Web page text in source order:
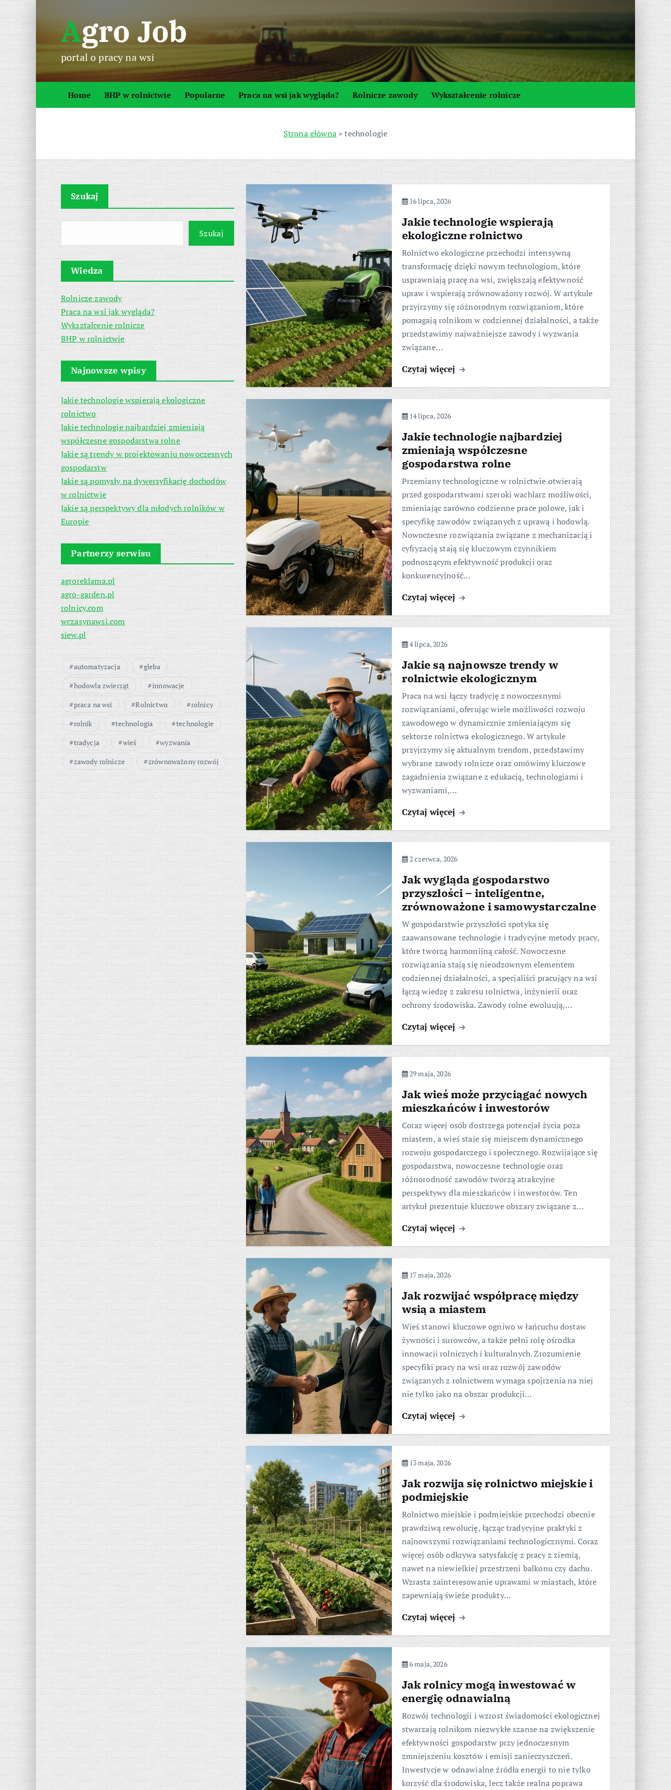
p
o
Agro Job
portal o pracy na wsi
Home BHP w rolnictwie Popularne Praca na wsi jak wygląda? Rolnicze zawody Wykształcenie rolnicze
Strona główna»technologie
Szukaj
Szukaj
Wiedza
Rolnicze zawody
Praca na wsi jak wygląda?
Wykształcenie rolnicze
BHP w rolnictwie
Najnowsze wpisy
Jakie technologie wspierają ekologiczne
rolnictwo
Jakie technologie najbardziej zmieniają
współczesne gospodarstwa rolne
Jakie są trendy w projektowaniu nowoczesnych
gospodarstw
Jakie są pomysły na dywersyfikację dochodów
w rolnictwie
Jakie są perspektywy dla młodych rolników w
Europie
Partnerzy serwisu
agroreklama.pl
agro-garden.pl
rolnicy.com
wczasynawsi.com
siew.pl
automatyzacja
gleba
hodowla zwierząt
innowacje
praca na wsi
Rolnictwo
rolnicy
rolnik
technologia
technologie
tradycja
wieś
wyzwania
zawody rolnicze
zrównoważony rozwój
16 lipca, 2026
Jakie technologie wspierają
ekologiczne rolnictwo
Rolnictwo ekologiczne przechodzi intensywną
transformację dzięki nowym technologiom, które
usprawniają pracę na wsi, zwiększają efektywność
upraw i wspierają zrównoważony rozwój. W artykule
przyjrzymy się różnorodnym rozwiązaniom, które
pomagają rolnikom w codziennej działalności, a także
przedstawimy najważniejsze zawody i wyzwania
związane…
Czytaj więcej
14 lipca, 2026
Jakie technologie najbardziej
zmieniają współczesne
gospodarstwa rolne
Przemiany technologiczne w rolnictwie otwierają
przed gospodarstwami szeroki wachlarz możliwości,
zmieniając zarówno codzienne prace polowe, jak i
specyfikę zawodów związanych z uprawą i hodowlą.
Nowoczesne rozwiązania związane z mechanizacją i
cyfryzacją stają się kluczowym czynnikiem
podnoszącym efektywność produkcji oraz
konkurencyjność…
Czytaj więcej
4 lipca, 2026
Jakie są najnowsze trendy w
rolnictwie ekologicznym
Praca na wsi łączy tradycję z nowoczesnymi
rozwiązaniami, oferując wiele możliwości rozwoju
zawodowego w dynamicznie zmieniającym się
sektorze rolnictwa ekologicznego. W artykule
przyjrzymy się aktualnym trendom, przedstawimy
wybrane zawody rolnicze oraz omówimy kluczowe
zagadnienia związane z edukacją, technologiami i
wyzwaniami,…
Czytaj więcej
2 czerwca, 2026
Jak wygląda gospodarstwo
przyszłości – inteligentne,
zrównoważone i samowystarczalne
W gospodarstwie przyszłości spotyka się
zaawansowane technologie i tradycyjne metody pracy,
które tworzą harmonijną całość. Nowoczesne
rozwiązania stają się nieodzownym elementem
codziennej działalności, a specjaliści pracujący na wsi
łączą wiedzę z zakresu rolnictwa, inżynierii oraz
ochrony środowiska. Zawody rolne ewoluują,…
Czytaj więcej
29 maja, 2026
Jak wieś może przyciągać nowych
mieszkańców i inwestorów
Coraz więcej osób dostrzega potencjał życia poza
miastem, a wieś staje się miejscem dynamicznego
rozwoju gospodarczego i społecznego. Rozwijające się
gospodarstwa, nowoczesne technologie oraz
różnorodność zawodów tworzą atrakcyjne
perspektywy dla mieszkańców i inwestorów. Ten
artykuł prezentuje kluczowe obszary związane z…
Czytaj więcej
17 maja, 2026
Jak rozwijać współpracę między
wsią a miastem
Wieś stanowi kluczowe ogniwo w łańcuchu dostaw
żywności i surowców, a także pełni rolę ośrodka
innowacji rolniczych i kulturalnych. Zrozumienie
specyfiki pracy na wsi oraz rozwój zawodów
związanych z rolnictwem wymaga spojrzenia na niej
nie tylko jako na obszar produkcji…
Czytaj więcej
13 maja, 2026
Jak rozwija się rolnictwo miejskie i
podmiejskie
Rolnictwo miejskie i podmiejskie przechodzi obecnie
prawdziwą rewolucję, łącząc tradycyjne praktyki z
najnowszymi rozwiązaniami technologicznymi. Coraz
więcej osób odkrywa satysfakcję z pracy z ziemią,
nawet na niewielkiej przestrzeni balkonu czy dachu.
Wzrasta zainteresowanie uprawami w miastach, które
zapewniają świeże produkty…
Czytaj więcej
6 maja, 2026
Jak rolnicy mogą inwestować w
energię odnawialną
Rozwój technologii i wzrost świadomości ekologicznej
stwarzają rolnikom niezwykłe szanse na zwiększenie
efektywności gospodarstw przy jednoczesnym
zmniejszeniu kosztów i emisji zanieczyszczeń.
Inwestycje w odnawialne źródła energii to nie tylko
korzyść dla środowiska, lecz także realna poprawa